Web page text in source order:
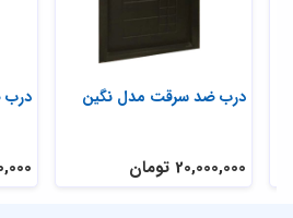
درب درب ضد سرقت مدل نگین
20,000,000 تومان